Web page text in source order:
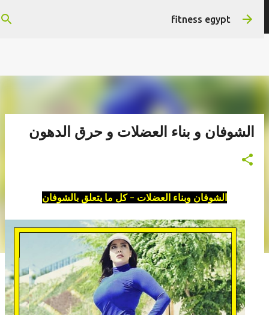
هتستفيد ومش هنضيع وقتك
التخطي إلى المحتوى الرئيسيfitness egypt
الشوفان و بناء العضلات و حرق الدهون
الشوفان وبناء العضلات - كل ما يتعلق بالشوفان